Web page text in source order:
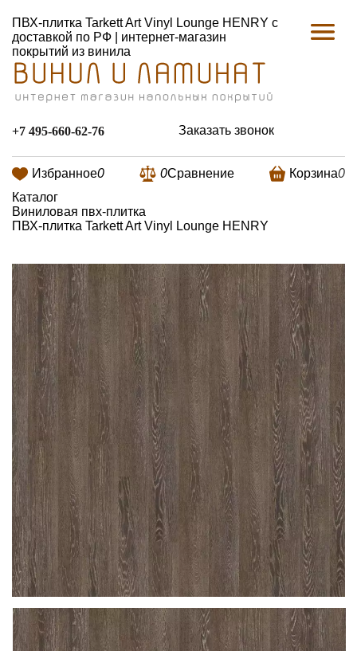
ПВХ-плитка Tarkett Art Vinyl Lounge HENRY с
доставкой по РФ | интернет-магазин
покрытий из винила
+7 495-660-62-76 Заказать звонок
Избранное0 0Сравнение Корзина0
Каталог
Виниловая пвх-плитка
ПВХ-плитка Tarkett Art Vinyl Lounge HENRY